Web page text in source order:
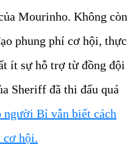
Mourinho. Không còn
phung phí cơ hội, thực
ít sự hỗ trợ từ đồng đội
Sheriff đã thi đấu quá
người Bỉ vẫn biết cách
cơ hội.